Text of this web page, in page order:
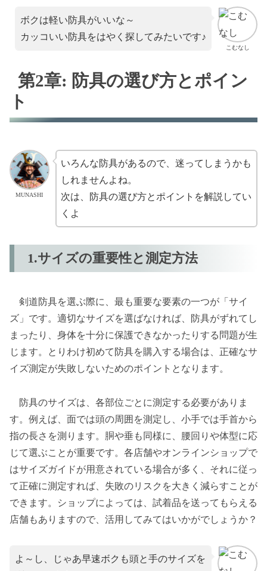
こむなし
ボクは軽い防具がいいな～
カッコいい防具をはやく探してみたいです♪
第2章: 防具の選び方とポイン
ト
MUNASHI
いろんな防具があるので、迷ってしまうかも
しれませんよね。
次は、防具の選び方とポイントを解説してい
くよ
1.サイズの重要性と測定方法
剣道防具を選ぶ際に、最も重要な要素の一つが「サイ
ズ」です。適切なサイズを選ばなければ、防具がずれてし
まったり、身体を十分に保護できなかったりする問題が生
じます。とりわけ初めて防具を購入する場合は、正確なサ
イズ測定が失敗しないためのポイントとなります。
防具のサイズは、各部位ごとに測定する必要がありま
す。例えば、面では頭の周囲を測定し、小手では手首から
指の長さを測ります。胴や垂も同様に、腰回りや体型に応
じて選ぶことが重要です。各店舗やオンラインショップで
はサイズガイドが用意されている場合が多く、それに従っ
て正確に測定すれば、失敗のリスクを大きく減らすことが
できます。ショップによっては、試着品を送ってもらえる
店舗もありますので、活用してみてはいかがでしょうか？
よ～し、じゃあ早速ボクも頭と手のサイズを